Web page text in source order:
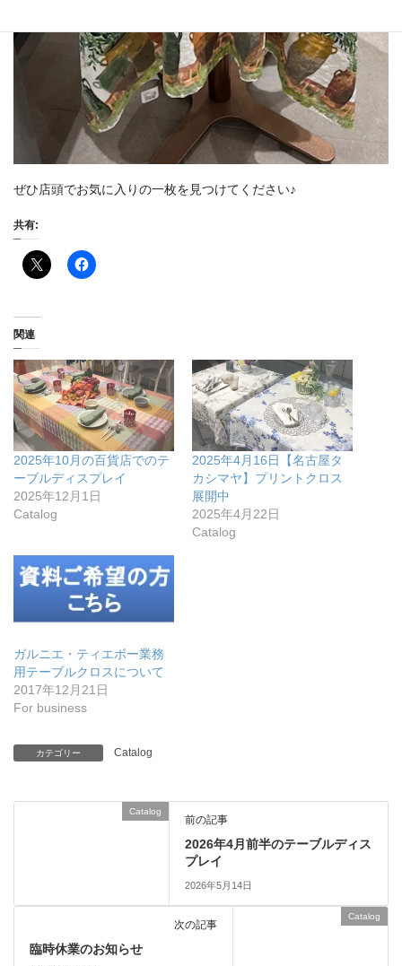
ぜひ店頭でお気に入りの一枚を見つけてください♪
共有:
関連
2025年10月の百貨店でのテ
ーブルディスプレイ
2025年12月1日
Catalog
2025年4月16日【名古屋タ
カシマヤ】プリントクロス
展開中
2025年4月22日
Catalog
ガルニエ・ティエボー業務
用テーブルクロスについて
2017年12月21日
For business
カテゴリー Catalog
Catalog
前の記事
2026年4月前半のテーブルディス
プレイ
2026年5月14日
Catalog
次の記事
臨時休業のお知らせ